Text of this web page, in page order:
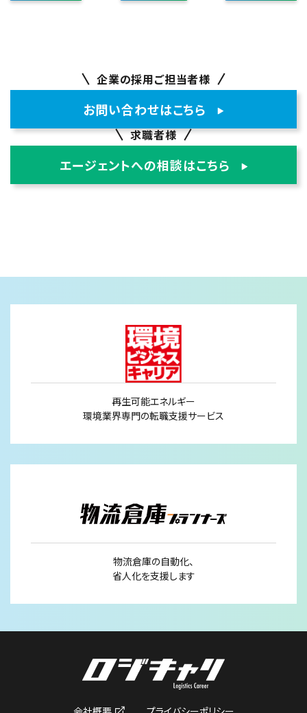
企業の採用ご担当者様
お問い合わせはこちら
求職者様
エージェントへの相談はこちら
再生可能エネルギー
環境業界専門の転職支援サービス
物流倉庫の自動化、
省人化を支援します